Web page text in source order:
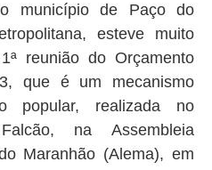
município de Paço do
esteve muito
reunião do Orçamento
que é um mecanismo
popular, realizada no
na Assembleia
Maranhão (Alema), em